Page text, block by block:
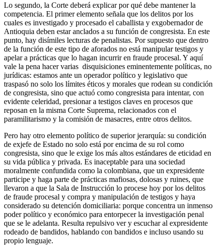
Lo segundo, la Corte deberá explicar por qué debe mantener la
competencia. El primer elemento señala que los delitos por los
cuales es investigado y procesado el caballista y exgobernador de
Antioquia deben estar anclados a su función de congresista. En este
punto, hay disímiles lecturas de penalistas. Por supuesto que dentro
de la función de este tipo de aforados no está manipular testigos y
apelar a prácticas que lo hagan incurrir en fraude procesal. Y aquí
vale la pena hacer varias disquisiciones eminentemente políticas, no
jurídicas: estamos ante un operador político y legislativo que
traspasó no solo los límites éticos y morales que rodean su condición
de congresista, sino que actuó como congresista para intentar, con
evidente celeridad, presionar a testigos claves en procesos que
reposan en la misma Corte Suprema, relacionados con el
paramilitarismo y la comisión de masacres, entre otros delitos.
Pero hay otro elemento político de superior jerarquía: su condición
de exjefe de Estado no solo está por encima de su rol como
congresista, sino que le exige los más altos estándares de eticidad en
su vida pública y privada. Es inaceptable para una sociedad
moralmente confundida como la colombiana, que un expresidente
participe y haga parte de prácticas mafiosas, dolosas y ruines, que
llevaron a que la Sala de Instrucción lo procese hoy por los delitos
de fraude procesal y compra y manipulación de testigos y haya
considerado su detención domiciliaria: porque concentra un inmenso
poder político y económico para entorpecer la investigación penal
que se le adelanta. Resulta repulsivo ver y escuchar al expresidente
rodeado de bandidos, hablando con bandidos e incluso usando su
propio lenguaje.